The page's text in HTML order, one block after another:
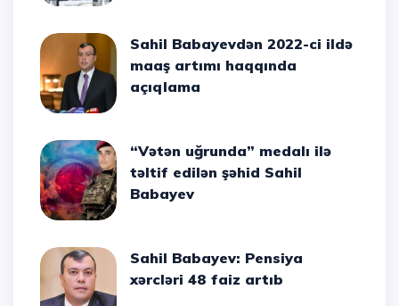
Sahil Babayevdən 2022-ci ildə
maaş artımı haqqında
açıqlama
“Vətən uğrunda” medalı ilə
təltif edilən şəhid Sahil
Babayev
Sahil Babayev: Pensiya
xərcləri 48 faiz artıb